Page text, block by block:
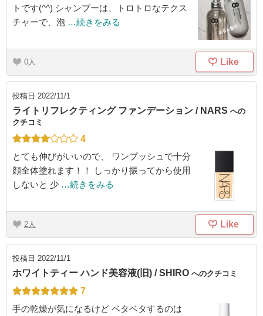
トです(^^) シャンプーは、トロトロなテクス
チャーで、泡 …続きをみる
0 Like
投稿日 2022/11/1
ライトリフレクティング ファンデーション / NARS への
クチコミ
4
とても伸びがいいので、 ワンプッシュで十分
顔全体塗れます！！ しっかり振ってから使用
しないと 少 …続きをみる
2 Like
投稿日 2022/11/1
ホワイトティー ハンド美容液(旧) / SHIRO へのクチコミ
7
手の乾燥が気になるけど ベタベタするのは